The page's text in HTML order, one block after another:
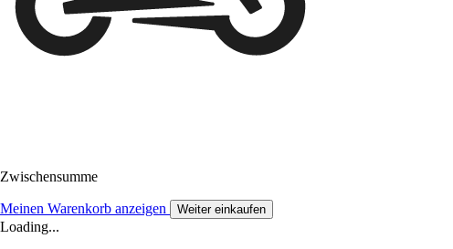
Zwischensumme
Meinen Warenkorb anzeigen Weiter einkaufen
Loading...